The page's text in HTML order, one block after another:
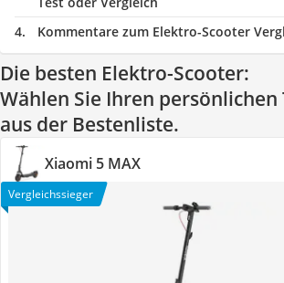
Kommentare zum Elektro-Scooter
Die besten Elektro-Scooter:
Wählen Sie Ihren persönlichen
aus der Bestenliste.
Xiaomi 5 MAX
Vergleichssieger